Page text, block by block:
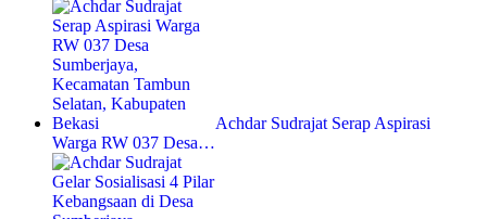
Achdar Sudrajat Serap Aspirasi
Warga RW 037 Desa…